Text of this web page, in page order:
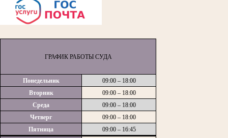
ГРАФИК РАБОТЫ СУДА
Понедельник
09:00 – 18:00
Вторник
09:00 – 18:00
Среда
09:00 – 18:00
Четверг
09:00 – 18:00
Пятница
09:00 – 16:45